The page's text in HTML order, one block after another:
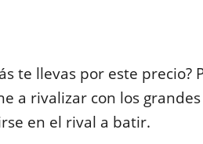
te llevas por este
a rivalizar con los
en el rival a batir.